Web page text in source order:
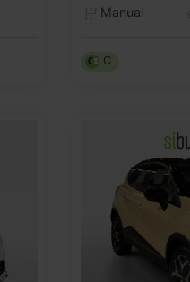
Manual
C